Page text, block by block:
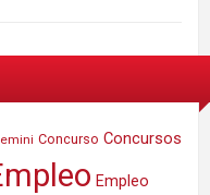
Concurso Concursos
Empleo